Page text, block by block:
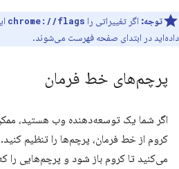
توجه: اگر تغییراتی را chrome://flags
داده‌اید در ابتدای صفحه فهرست می‌شوند.
پرچم‌های خط فرمان
اگر شما یک توسعه‌دهنده وب هستید،
کروم از خط فرمان، پرچم‌ها را تنظیم
می‌کنید تا کروم باز شود و پرچم‌هایی را